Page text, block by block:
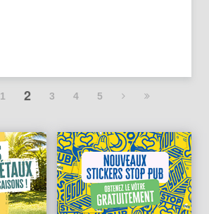
1 2 3 4 5